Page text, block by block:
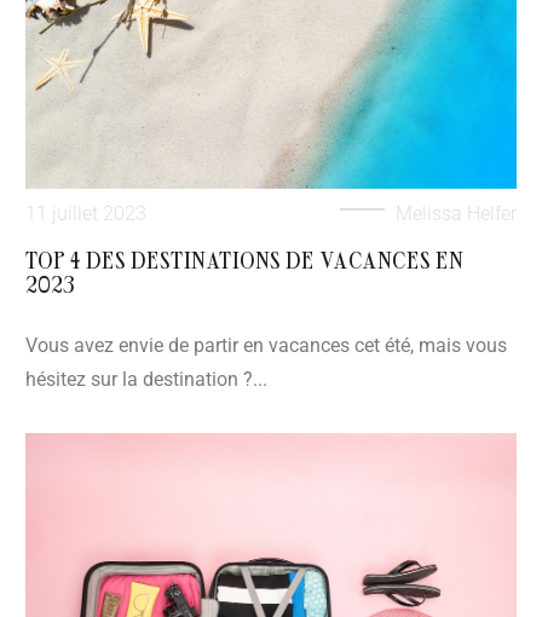
11 juillet 2023 Melissa Helfer
TOP 4 DES DESTINATIONS DE VACANCES EN
2023
Vous avez envie de partir en vacances cet été, mais vous
hésitez sur la destination ?...